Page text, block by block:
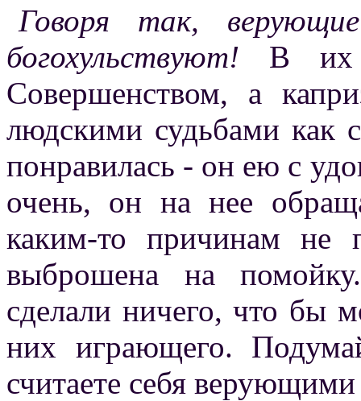
Говоря так,
богохульствуют! В их
Совершенством, а
людскими судьбами как
понравилась - он ею с
очень, он на нее
каким-то причинам не
выброшена на
сделали ничего, что бы
них играющего.
считаете себя